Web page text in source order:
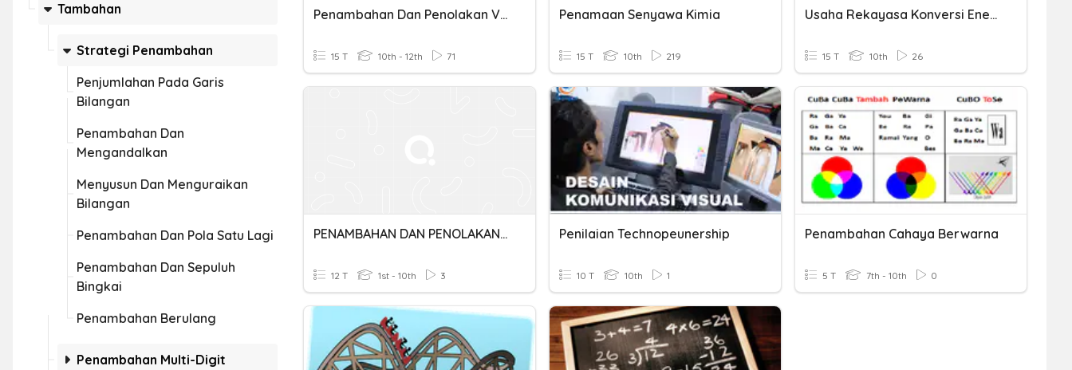
Tambahan
Strategi Penambahan
Penjumlahan Pada Garis
Bilangan
Penambahan Dan
Mengandalkan
Menyusun Dan Menguraikan
Bilangan
Penambahan Dan Pola Satu Lagi
Penambahan Dan Sepuluh
Bingkai
Penambahan Berulang
Penambahan Multi-Digit
Penambahan Dan Penolakan Vektor
15 T 10th - 12th 71
Penamaan Senyawa Kimia
15 T 10th 219
Usaha Rekayasa Konversi Energi (kelas XI) Sesi 2 Mipa, IBB
15 T 10th 26
PENAMBAHAN DAN PENOLAKAN PECAHAN
12 T 1st - 10th 3
Penilaian Technopeunership
10 T 10th 1
Penambahan Cahaya Berwarna
5 T 7th - 10th 0